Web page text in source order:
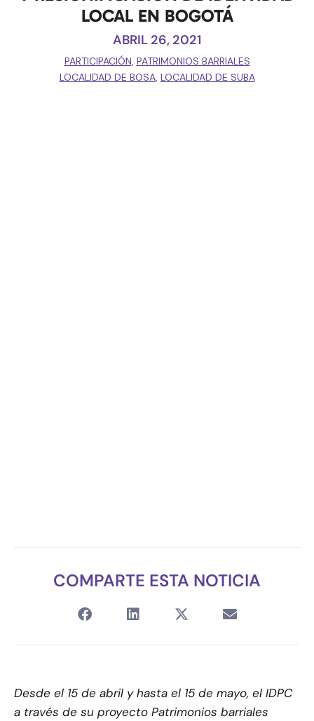
LOCAL EN BOGOTÁ
ABRIL 26, 2021
PARTICIPACIÓN PATRIMONIOS BARRIALES
LOCALIDAD DE BOSA, LOCALIDAD DE SUBA
COMPARTE ESTA NOTICIA
Desde el 15 de abril y hasta el 15 de mayo, el IDPC
a través de su proyecto Patrimonios barriales